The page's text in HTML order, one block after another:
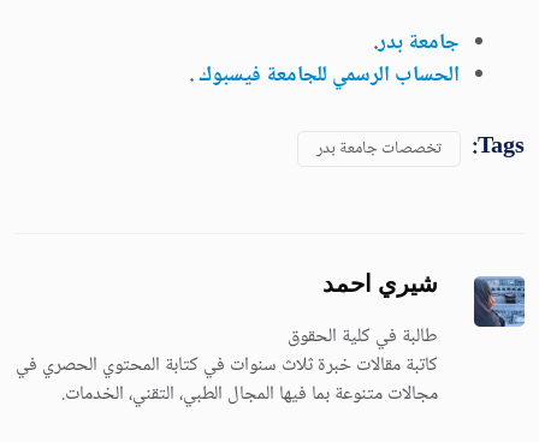
جامعة بدر.
الحساب الرسمي للجامعة فيسبوك.
Tags: تخصصات جامعة بدر
شيري احمد
طالبة في كلية الحقوق
كاتبة مقالات خبرة ثلاث سنوات في كتابة المحتوي الحصري في
مجالات متنوعة بما فيها المجال الطبي، التقني، الخدمات.